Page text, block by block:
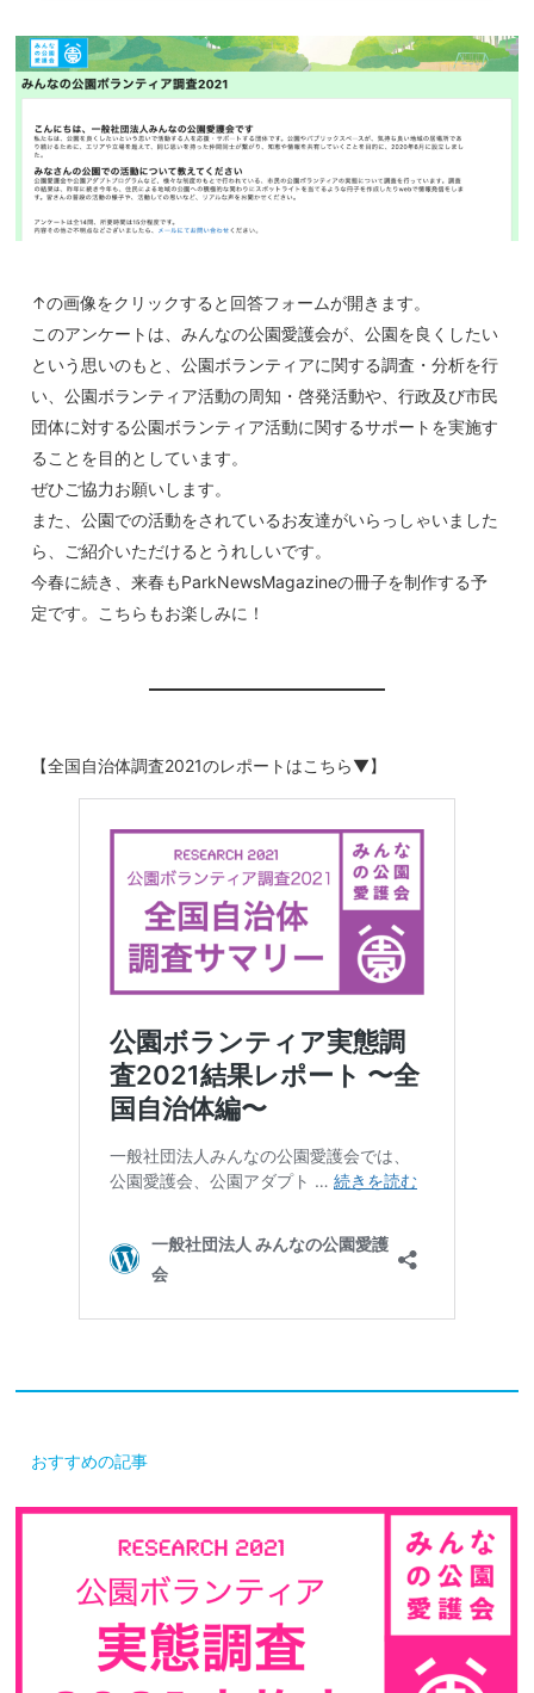
↑の画像をクリックすると回答フォームが開きます。
このアンケートは、みんなの公園愛護会が、公園を良くしたい
という思いのもと、公園ボランティアに関する調査・分析を行
い、公園ボランティア活動の周知・啓発活動や、行政及び市民
団体に対する公園ボランティア活動に関するサポートを実施す
ることを目的としています。
ぜひご協力お願いします。
また、公園での活動をされているお友達がいらっしゃいました
ら、ご紹介いただけるとうれしいです。
今春に続き、来春もParkNewsMagazineの冊子を制作する予
定です。こちらもお楽しみに！
【全国自治体調査2021のレポートはこちら▼】
おすすめの記事